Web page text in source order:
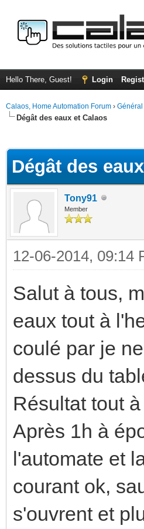
Hello There, Guest! Login
Calaos, Home Automation Forum › Général
Dégât des eaux et Calaos
Dégât des
Tony91
Member
12-06-2014, 09:14
Salut à tous,
eaux tout à
coulé par je
dessus du
Résultat tout
Après 1h à
l'automate et
courant ok,
s'ouvrent et